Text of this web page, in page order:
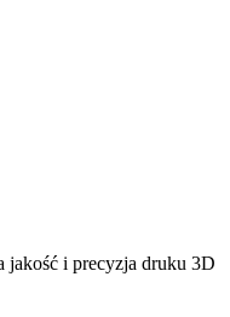
jakość i precyzja druku 3D